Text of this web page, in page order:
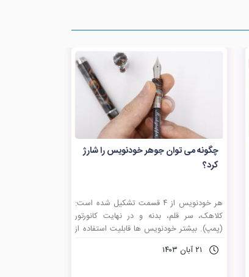
چگونه می توان جوهر خودنویس را شارژ
کرد؟
هر خودنویس از ۴ قسمت تشکیل شده است:
کلاهک، سر قلم، بدنه و در نهایت کانورتور
(پمپ). بیشتر خودنویس ها قابلیت استفاده از
کارتریج یک واحد یکبار مصرف که از جوهر پر
۲۱ آبان ۱۴۰۳